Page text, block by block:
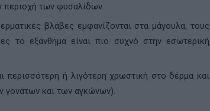
περιοχή των φυσαλίδων.
βλάβες εμφανίζονται στα μάγουλα, τους
το εξάνθημα είναι πιο συχνό στην εσωτερική
περισσότερη ή λιγότερη χρωστική στο δέρμα και
γονάτων και των αγκώνων).